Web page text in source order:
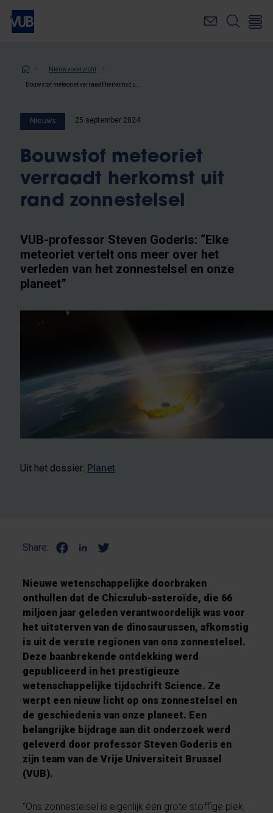
Overslaan
naar
inhoudKruimelpad
Nieuwsoverzicht
Nieuws 25 september 2024
Bouwstof meteoriet
verraadt herkomst uit
rand zonnestelsel
VUB-professor Steven Goderis: “Elke
meteoriet vertelt ons meer over het
verleden van het zonnestelsel en onze
planeet”
Uit het dossier: Planet
Share:
Nieuwe wetenschappelijke doorbraken
onthullen dat de Chicxulub-asteroïde, die 66
miljoen jaar geleden verantwoordelijk was voor
het uitsterven van de dinosaurussen, afkomstig
is uit de verste regionen van ons zonnestelsel.
Deze baanbrekende ontdekking werd
gepubliceerd in het prestigieuze
wetenschappelijke tijdschrift Science. Ze
werpt een nieuw licht op ons zonnestelsel en
de geschiedenis van onze planeet. Een
belangrijke bijdrage aan dit onderzoek werd
geleverd door professor Steven Goderis en
zijn team van de Vrije Universiteit Brussel
(VUB).
“Ons zonnestelsel is eigenlijk één grote stoffige plek,